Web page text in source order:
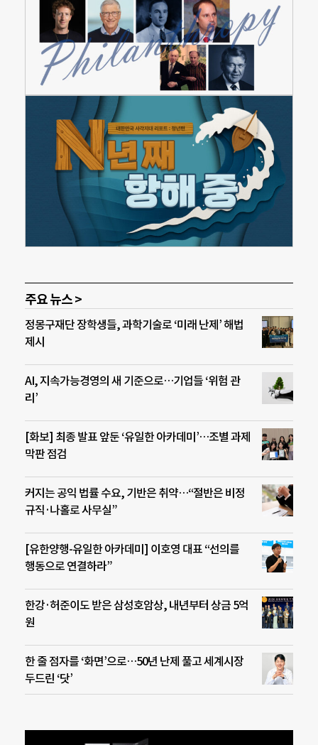
주요 뉴스 >
정몽구재단 장학생들, 과학기술로 ‘미래 난제’ 해법
제시
AI, 지속가능경영의 새 기준으로…기업들 ‘위험 관
리’
[화보] 최종 발표 앞둔 ‘유일한 아카데미’…조별 과제
막판 점검
커지는 공익 법률 수요, 기반은 취약…“절반은 비정
규직·나홀로 사무실”
[유한양행-유일한 아카데미] 이호영 대표 “선의를
행동으로 연결하라”
한강·허준이도 받은 삼성호암상, 내년부터 상금 5억
원
한 줄 점자를 ‘화면’으로…50년 난제 풀고 세계시장
두드린 ‘닷’